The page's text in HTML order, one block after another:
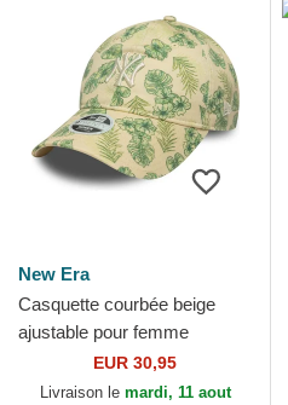
New Era
Casquette courbée beige
ajustable pour femme
9TWENTY All Over Print
Tropical New York Yankees
EUR 30,95
Livraison le mardi, 11 aout